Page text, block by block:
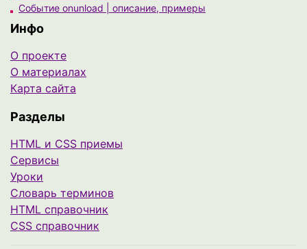
Событие onunload | описание, примеры
Инфо
О проекте
О материалах
Карта сайта
Разделы
HTML и CSS приемы
Сервисы
Уроки
Cловарь терминов
HTML справочник
CSS справочник